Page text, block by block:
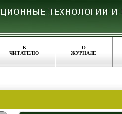
К
ЧИТАТЕЛЮ
О
ЖУРНАЛЕ